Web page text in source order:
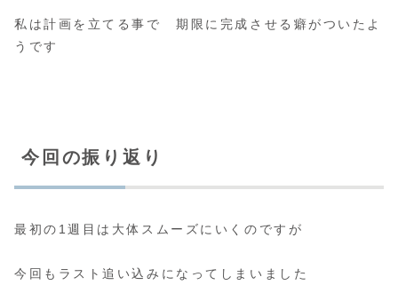
私は計画を立てる事で 期限に完成させる癖がついたよ
うです
今回の振り返り
最初の1週目は大体スムーズにいくのですが
今回もラスト追い込みになってしまいました